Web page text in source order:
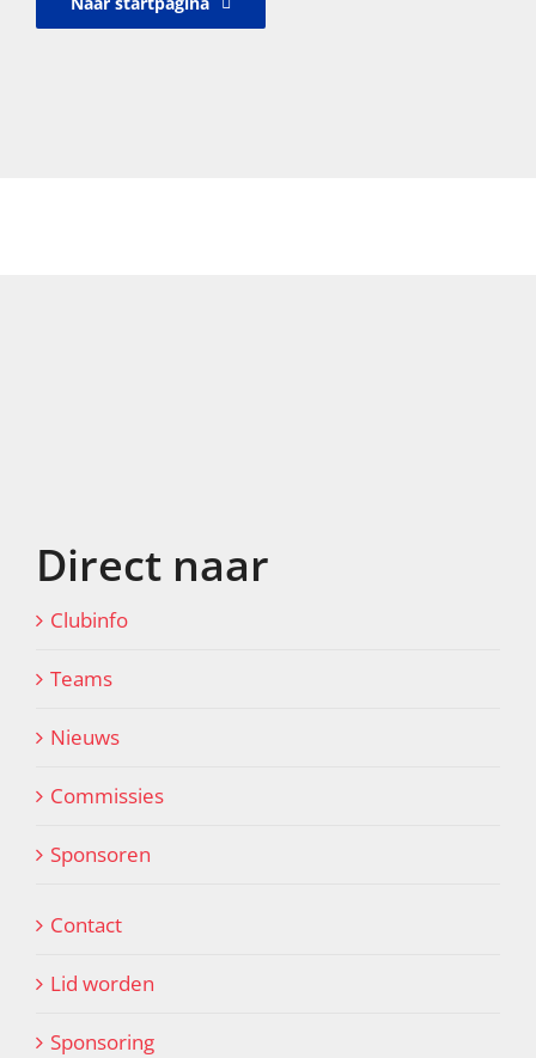
Direct naar
Clubinfo
Teams
Nieuws
Commissies
Sponsoren
Contact
Lid worden
Sponsoring